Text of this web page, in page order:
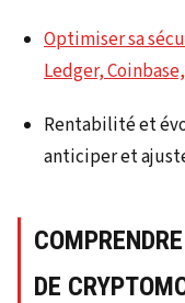
Optimiser sa
Ledger,
Rentabilité et
anticiper et
DE